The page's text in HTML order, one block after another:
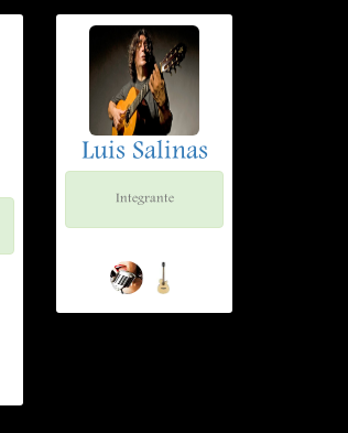
Luis Salinas
Integrante